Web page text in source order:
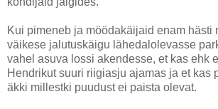
Kui pimeneb ja möödakäijaid enam hästi
väikese jalutuskäigu lähedalolevasse
vahel asuva lossi akendesse, et kas ehk
Hendrikut suuri riigiasju ajamas ja et kas
äkki millestki puudust ei paista olevat.